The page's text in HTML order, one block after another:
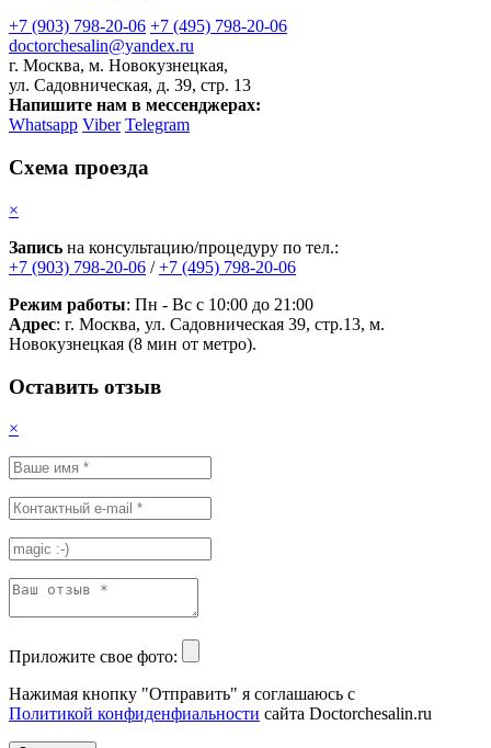
+7 (903) 798-20-06 +7 (495) 798-20-06
doctorchesalin@yandex.ru
г. Москва, м. Новокузнецкая,
ул. Садовническая, д. 39, стр. 13
Напишите нам в мессенджерах:
Whatsapp Viber Telegram
Схема проезда
×
Запись на консультацию/процедуру по тел.:
+7 (903) 798-20-06 /+7 (495) 798-20-06
Режим работы: Пн - Вс с 10:00 до 21:00
Адрес: г. Москва, ул. Садовническая 39, стр.13, м.
Новокузнецкая (8 мин от метро).
Оставить отзыв
×
Приложите свое фото:
Нажимая кнопку "Отправить" я соглашаюсь с
Политикой конфиденфиальности сайта Doctorchesalin.ru